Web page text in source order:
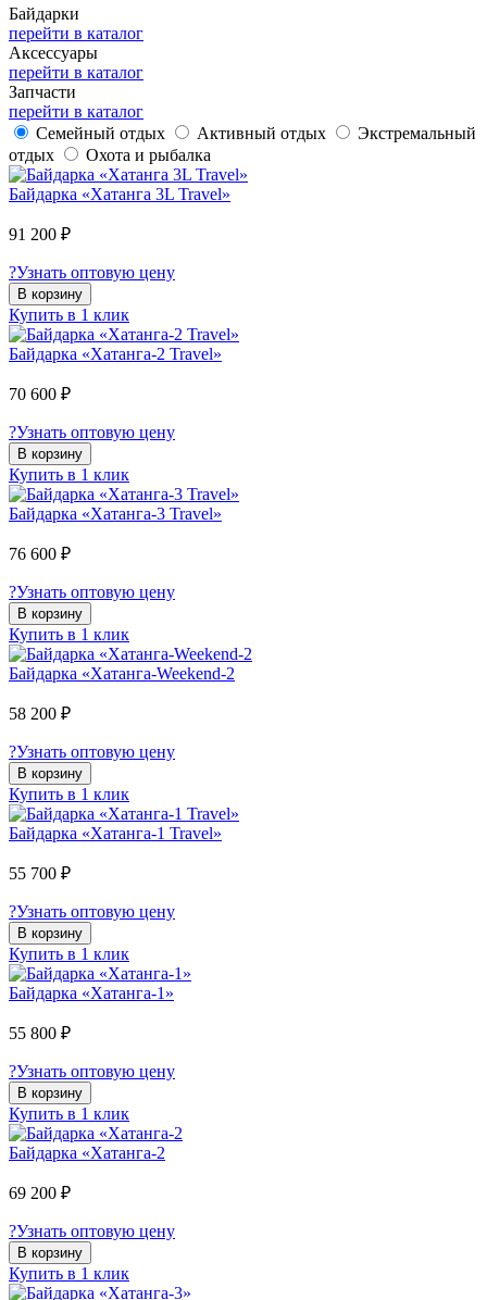
Байдарки
перейти в каталог
Аксессуары
перейти в каталог
Запчасти
перейти в каталог
Семейный отдых
Активный отдых
Экстремальный
отдых
Охота и рыбалка
Байдарка «Хатанга 3L Travel»
91 200 ₽
?Узнать оптовую цену
В корзину
Купить в 1 клик
Байдарка «Хатанга-2 Travel»
70 600 ₽
?Узнать оптовую цену
В корзину
Купить в 1 клик
Байдарка «Хатанга-3 Travel»
76 600 ₽
?Узнать оптовую цену
В корзину
Купить в 1 клик
Байдарка «Хатанга-Weekend-2
58 200 ₽
?Узнать оптовую цену
В корзину
Купить в 1 клик
Байдарка «Хатанга-1 Travel»
55 700 ₽
?Узнать оптовую цену
В корзину
Купить в 1 клик
Байдарка «Хатанга-1»
55 800 ₽
?Узнать оптовую цену
В корзину
Купить в 1 клик
Байдарка «Хатанга-2
69 200 ₽
?Узнать оптовую цену
В корзину
Купить в 1 клик